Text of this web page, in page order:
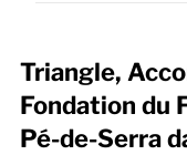
Triangle,
Fondation du
Pé-de-Serra